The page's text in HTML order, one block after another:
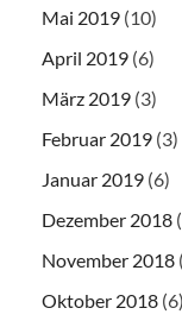
Mai 2019 (10)
April 2019 (6)
März 2019 (3)
Februar 2019 (3)
Januar 2019 (6)
Dezember 2018
November 2018
Oktober 2018 (6)